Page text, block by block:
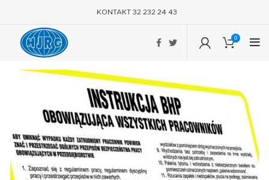
KONTAKT 32 232 24 43
0